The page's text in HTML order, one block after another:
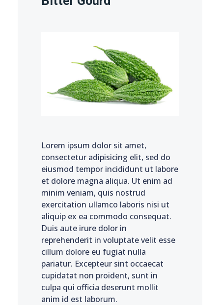
Lorem ipsum dolor sit amet,
consectetur adipisicing elit, sed do
eiusmod tempor incididunt ut labore
et dolore magna aliqua. Ut enim ad
minim veniam, quis nostrud
exercitation ullamco laboris nisi ut
aliquip ex ea commodo consequat.
Duis aute irure dolor in
reprehenderit in voluptate velit esse
cillum dolore eu fugiat nulla
pariatur. Excepteur sint occaecat
cupidatat non proident, sunt in
culpa qui officia deserunt mollit
anim id est laborum.